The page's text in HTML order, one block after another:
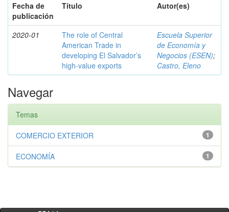
Fecha de
publicación
Título Autor(es)
2020-01
The role of Central
American Trade in
developing El Salvador’s
high-value exports
Escuela Superior
de Economía y
Negocios (ESEN);
Castro, Eleno
Navegar
Temas
1
COMERCIO EXTERIOR
1
ECONOMÍA